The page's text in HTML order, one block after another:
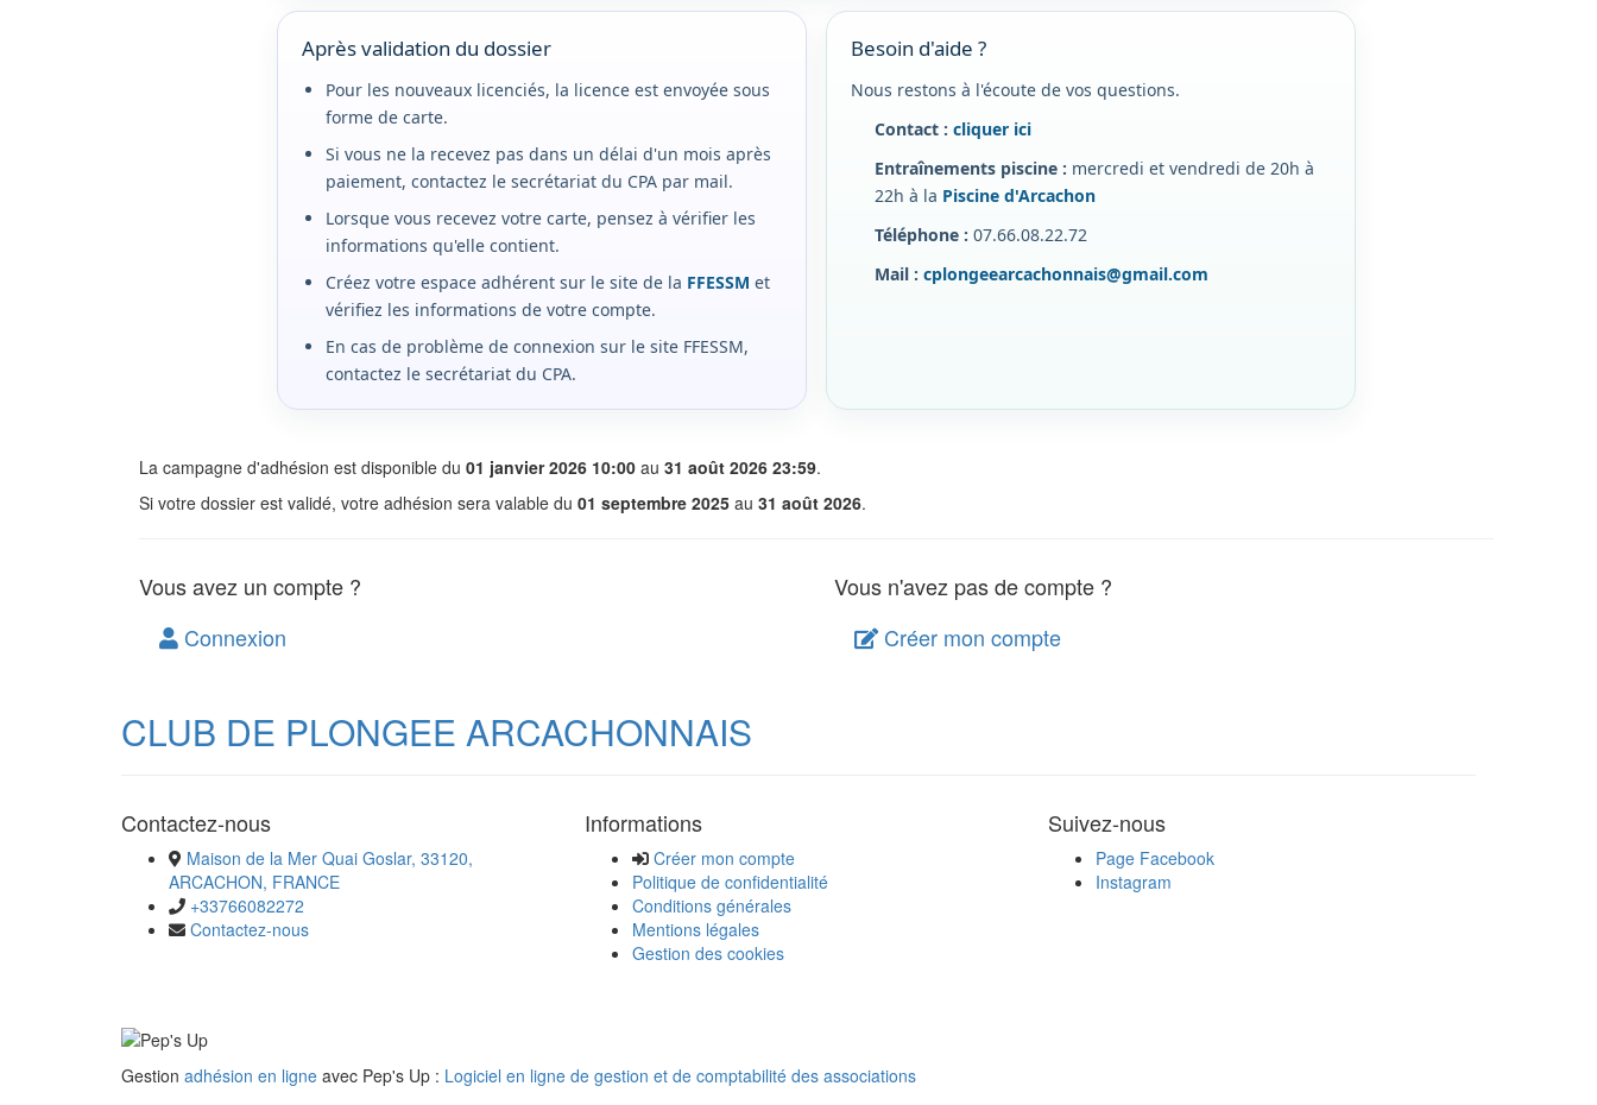
Après validation du dossier
Pour les nouveaux licenciés, la licence est envoyée sous
forme de carte.
Si vous ne la recevez pas dans un délai d'un mois après
paiement, contactez le secrétariat du CPA par mail.
Lorsque vous recevez votre carte, pensez à vérifier les
informations qu'elle contient.
Créez votre espace adhérent sur le site de la FFESSM et
vérifiez les informations de votre compte.
En cas de problème de connexion sur le site FFESSM,
contactez le secrétariat du CPA.
Besoin d'aide ?
Nous restons à l'écoute de vos questions.
Contact : cliquer ici
Entraînements piscine : mercredi et vendredi de 20h à
22h à la Piscine d'Arcachon
Téléphone : 07.66.08.22.72
Mail : cplongeearcachonnais@gmail.com
La campagne d'adhésion est disponible du 01 janvier 2026 10:00 au 31 août 2026 23:59.
Si votre dossier est validé, votre adhésion sera valable du 01 septembre 2025 au 31 août 2026.
Vous avez un compte ?
Connexion
Vous n'avez pas de compte ?
Créer mon compte
CLUB DE PLONGEE ARCACHONNAIS
Contactez-nous
Maison de la Mer Quai Goslar, 33120,
ARCACHON, FRANCE
+33766082272
Contactez-nous
Informations
Créer mon compte
Politique de confidentialité
Conditions générales
Mentions légales
Gestion des cookies
Suivez-nous
Page Facebook
Instagram
Gestion adhésion en ligne avec Pep's Up : Logiciel en ligne de gestion et de comptabilité des associations